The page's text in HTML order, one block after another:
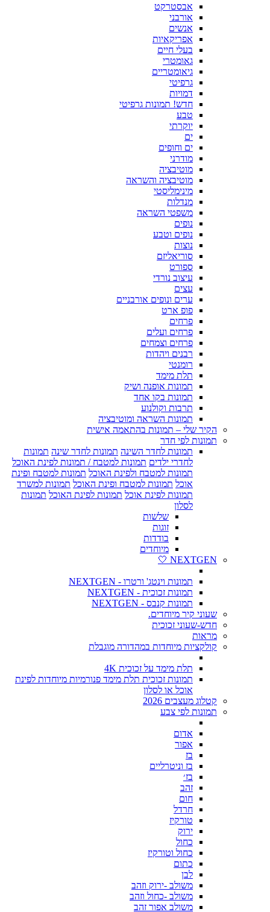
אבסטרקט
אורבני
אנשים
אפריקאיות
בעלי חיים
גאומטרי
גיאומטריים
גרפיטי
דמויות
חדש! תמונות גרפיטי
טבע
יוקרתי
ים
ים וחופים
מודרני
מוטיבציה
מוטיבציה והשראה
מינימליסטי
מנדלות
משפטי השראה
נופים
נופים וטבע
נוצות
סוריאליזם
ספורט
עיצוב נורדי
עצים
ערים ונופים אורבניים
פופ ארט
פרחים
פרחים ועלים
פרחים וצמחים
רבנים ויהדות
רומנטי
תלת מימד
תמונות אופנה ושיק
תמונות בקו אחד
תרבות וקולנוע
תמונות השראה ומוטיבציה
הקיר שלי – תמונות בהתאמה אישית
תמונות לפי חדר
תמונות לחדר השינה תמונות לחדר שינה תמונות
לחדרי ילדים תמונות למטבח / תמונות לפינת האוכל
תמונות למטבח ולפינת האוכל תמונות למטבח ופינת
אוכל תמונות למטבח ופינת האוכל תמונות למשרד
תמונות לפינת אוכל תמונות לפינת האוכל תמונות
לסלון
שלשות
זוגות
בודדות
מיוחדים
NEXTGEN 🤍
תמונות וינטג' ורטרו - NEXTGEN
תמונות זכוכית - NEXTGEN
תמונות קנבס - NEXTGEN
שעוני קיר מיוחדים.
חדש-שעוני זכוכית
מראות
קולקציות מיוחדות במהדורה מוגבלת
תלת מימד על זכוכית 4K
תמונות זכוכית תלת מימד פנורמיות מיוחדות לפינת
אוכל או לסלון
קטלוג מעצבים 2026
תמונות לפי צבע
אדום
אפור
בז
בז וניטרליים
בז׳
זהב
חום
חרדל
טורקיז
ירוק
כחול
כחול וטורקיז
כתום
לבן
משולב -ירוק וזהב
משולב -כחול וזהב
משולב אפור זהב